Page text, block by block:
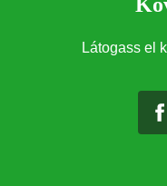
Látogass el